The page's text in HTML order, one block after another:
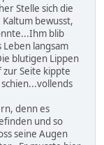
Stelle sich die
bewusst,
blib
Leben langsam
blutigen Lippen
Seite kippte
denn es
und so
seine Augen